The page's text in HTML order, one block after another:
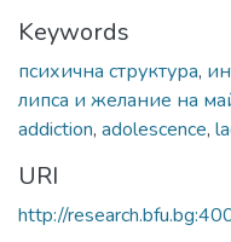
Keywords
психична структура,
липса и желание на
addiction, adolescence,
URI
http://